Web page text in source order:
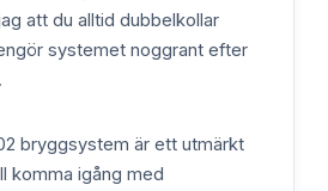
att du alltid dubbelkollar
systemet noggrant efter
bryggsystem är ett utmärkt
komma igång med